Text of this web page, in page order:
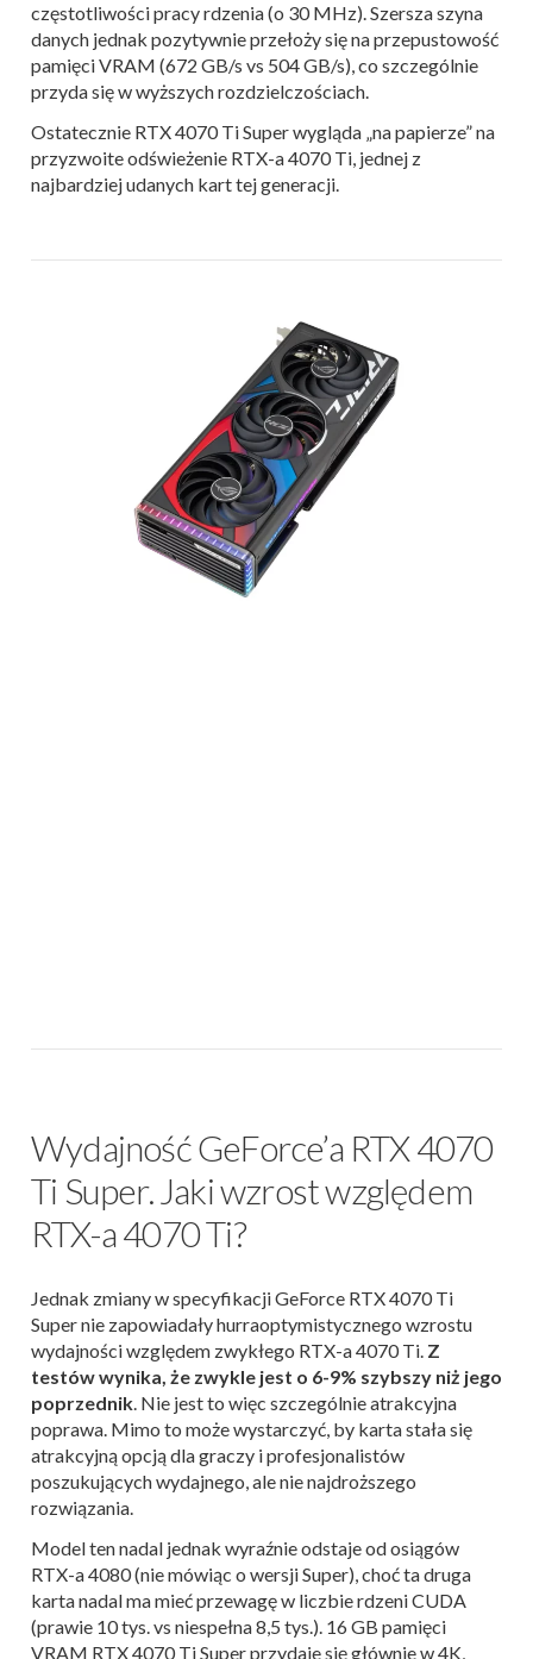
częstotliwości pracy rdzenia (o 30 MHz). Szersza szyna
danych jednak pozytywnie przełoży się na przepustowość
pamięci VRAM (672 GB/s vs 504 GB/s), co szczególnie
przyda się w wyższych rozdzielczościach.
Ostatecznie RTX 4070 Ti Super wygląda „na papierze” na
przyzwoite odświeżenie RTX-a 4070 Ti, jednej z
najbardziej udanych kart tej generacji.
Wydajność GeForce’a RTX 4070
Ti Super. Jaki wzrost względem
RTX-a 4070 Ti?
Jednak zmiany w specyfikacji GeForce RTX 4070 Ti
Super nie zapowiadały hurraoptymistycznego wzrostu
wydajności względem zwykłego RTX-a 4070 Ti. Z
testów wynika, że zwykle jest o 6-9% szybszy niż jego
poprzednik . Nie jest to więc szczególnie atrakcyjna
poprawa. Mimo to może wystarczyć, by karta stała się
atrakcyjną opcją dla graczy i profesjonalistów
poszukujących wydajnego, ale nie najdroższego
rozwiązania.
Model ten nadal jednak wyraźnie odstaje od osiągów
RTX-a 4080 (nie mówiąc o wersji Super), choć ta druga
karta nadal ma mieć przewagę w liczbie rdzeni CUDA
(prawie 10 tys. vs niespełna 8,5 tys.). 16 GB pamięci
VRAM RTX 4070 Ti Super przydaje się głównie w 4K,